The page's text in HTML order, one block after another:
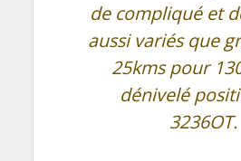
de compliqué et
aussi variés que
25kms pour
dénivelé
3236OT.